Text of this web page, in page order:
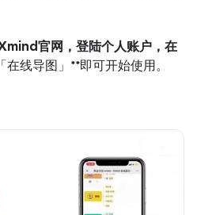
「在线导图」**即可开始使用。